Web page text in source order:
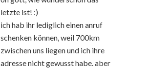
letzte ist! :)
ich hab ihr lediglich einen anruf
schenken können, weil 700km
zwischen uns liegen und ich ihre
adresse nicht gewusst habe. aber